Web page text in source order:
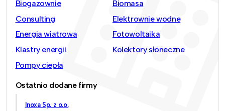
Biogazownie
Biomasa
Consulting
Elektrownie wodne
Energia wiatrowa
Fotowoltaika
Klastry energii
Kolektory słoneczne
Pompy ciepła
Ostatnio dodane firmy
Inoxa Sp. z o.o.